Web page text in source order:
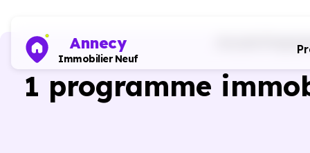
Annecy
Immobilier Neuf
1 programme